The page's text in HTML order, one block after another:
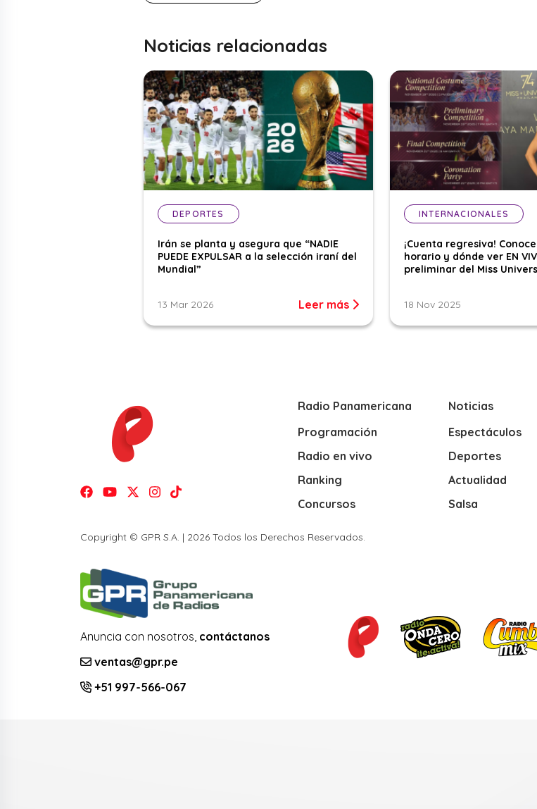
Noticias relacionadas
DEPORTES
Irán se planta y asegura que “NADIE
PUEDE EXPULSAR a la selección iraní del
Mundial”
13 Mar 2026 Leer más
INTERNACIONALES
¡Cuenta regresiva!
horario y dónde ver EN
preliminar del Miss
18 Nov 2025
Radio Panamericana
Programación
Radio en vivo
Ranking
Concursos
Noticias
Espectáculos
Deportes
Actualidad
Salsa
Copyright © GPR S.A. | 2026 Todos los Derechos Reservados.
Anuncia con nosotros, contáctanos
ventas@gpr.pe
+51 997-566-067